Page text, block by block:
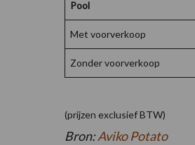
Pool
Met voorverkoop
Zonder voorverkoop
(prijzen exclusief BTW)
Bron:Aviko Potato